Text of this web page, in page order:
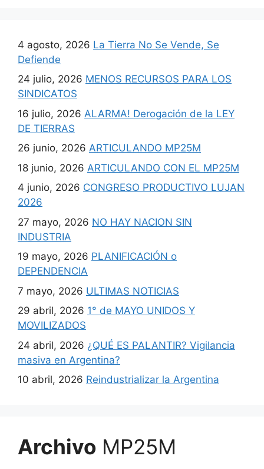
4 agosto, 2026 La Tierra No Se Vende, Se
Defiende
24 julio, 2026 MENOS RECURSOS PARA LOS
SINDICATOS
16 julio, 2026 ALARMA! Derogación de la LEY
DE TIERRAS
26 junio, 2026 ARTICULANDO MP25M
18 junio, 2026 ARTICULANDO CON EL MP25M
4 junio, 2026 CONGRESO PRODUCTIVO LUJAN
2026
27 mayo, 2026 NO HAY NACION SIN
INDUSTRIA
19 mayo, 2026 PLANIFICACIÓN o
DEPENDENCIA
7 mayo, 2026 ULTIMAS NOTICIAS
29 abril, 2026 1° de MAYO UNIDOS Y
MOVILIZADOS
24 abril, 2026 ¿QUÉ ES PALANTIR? Vigilancia
masiva en Argentina?
10 abril, 2026 Reindustrializar la Argentina
Archivo MP25M